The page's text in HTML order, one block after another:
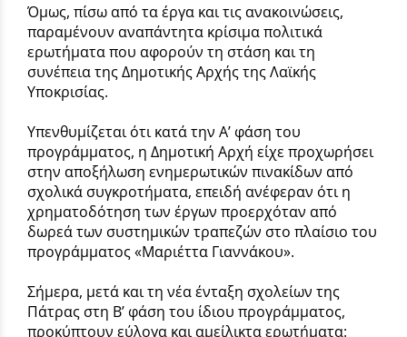
Όμως, πίσω από τα έργα και τις ανακοινώσεις,
παραμένουν αναπάντητα κρίσιμα πολιτικά
ερωτήματα που αφορούν τη στάση και τη
συνέπεια της Δημοτικής Αρχής της Λαϊκής
Υποκρισίας.
Υπενθυμίζεται ότι κατά την Α’ φάση του
προγράμματος, η Δημοτική Αρχή είχε προχωρήσει
στην αποξήλωση ενημερωτικών πινακίδων από
σχολικά συγκροτήματα, επειδή ανέφεραν ότι η
χρηματοδότηση των έργων προερχόταν από
δωρεά των συστημικών τραπεζών στο πλαίσιο του
προγράμματος «Μαριέττα Γιαννάκου».
Σήμερα, μετά και τη νέα ένταξη σχολείων της
Πάτρας στη Β’ φάση του ίδιου προγράμματος,
προκύπτουν εύλογα και αμείλικτα ερωτήματα: